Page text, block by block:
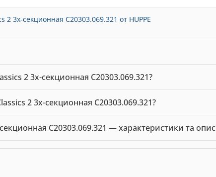
3х-секционная C20303.069.321 от HUPPE
2 3х-секционная C20303.069.321?
2 3х-секционная C20303.069.321?
C20303.069.321 — характеристики та опис
HUPPE. Ціна: 7402.23 грн.